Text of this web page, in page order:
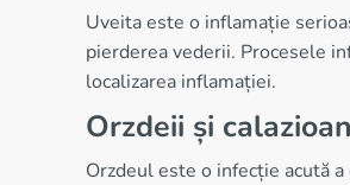
Uveita este o inflamație
pierderea vederii. Procesele
localizarea inflamației.
Orzdeii și
Orzdeul este o infecție acută